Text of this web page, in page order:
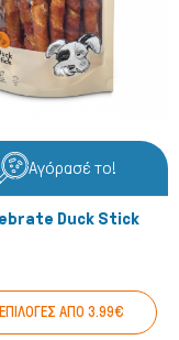
Αγόρασέ το!
Duck Stick
ΑΠΟ 3.99€